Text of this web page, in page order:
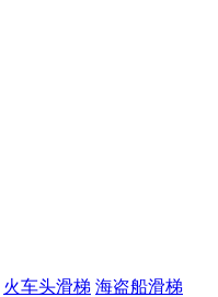
火车头滑梯 海盗船滑梯